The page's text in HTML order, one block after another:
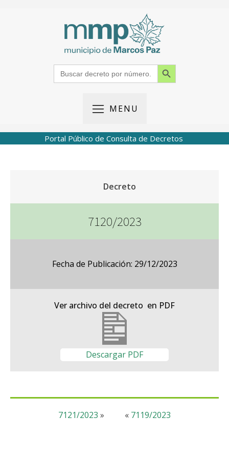
Search
for:
Search Button
MENU
Portal Público de Consulta de Decretos
Decreto
7120/2023
Fecha de Publicación: 29/12/2023
Ver archivo del decreto en PDF
Descargar PDF
« 7119/2023
7121/2023 »